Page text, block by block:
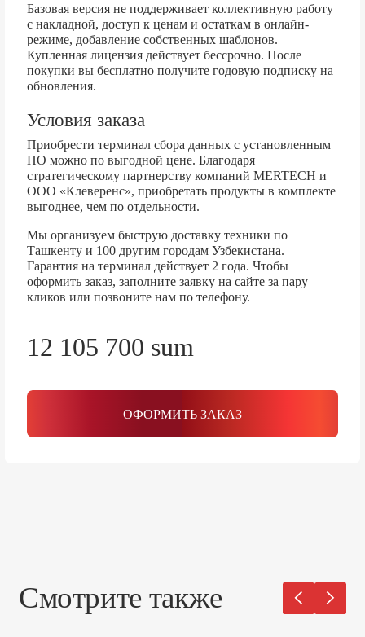
Базовая версия не поддерживает коллективную работу
с накладной, доступ к ценам и остаткам в онлайн-
режиме, добавление собственных шаблонов.
Купленная лицензия действует бессрочно. После
покупки вы бесплатно получите годовую подписку на
обновления.
Условия заказа
Приобрести терминал сбора данных с установленным
ПО можно по выгодной цене. Благодаря
стратегическому партнерству компаний MERTECH и
ООО «Клеверенс», приобретать продукты в комплекте
выгоднее, чем по отдельности.
Мы организуем быструю доставку техники по
Ташкенту и 100 другим городам Узбекистана.
Гарантия на терминал действует 2 года. Чтобы
оформить заказ, заполните заявку на сайте за пару
кликов или позвоните нам по телефону.
12 105 700 sum
ОФОРМИТЬ ЗАКАЗ
Смотрите также